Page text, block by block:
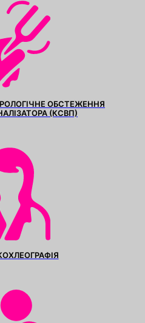
ОБСТЕЖЕННЯ
(КСВП)